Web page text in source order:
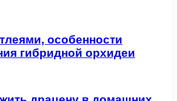
особенности
гибридной орхидеи